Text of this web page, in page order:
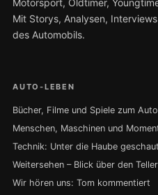
Motorsport, Oldtimer,
Mit Storys, Analysen,
des Automobils.
AUTO-LEBEN
Bücher, Filme und Spiele zum Auto
Menschen, Maschinen und
Technik: Unter die Haube geschaut
Weitersehen – Blick über den
Wir hören uns: Tom kommentiert